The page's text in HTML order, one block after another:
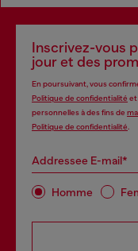
Inscrivez-vous
jour et des
En poursuivant, vous
Politique de confidentialité et
personnelles à des fins de
Politique de confidentialité.
Addressee E-mail*
Homme